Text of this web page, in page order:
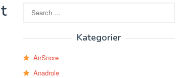
for:
Kategorier
AirSnore
Anadrole